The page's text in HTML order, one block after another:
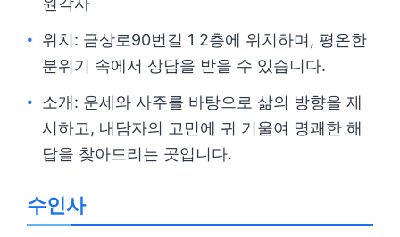
위치: 금상로90번길 1 2층에 위치하며, 평온한
분위기 속에서 상담을 받을 수 있습니다.
소개: 운세와 사주를 바탕으로 삶의 방향을 제
시하고, 내담자의 고민에 귀 기울여 명쾌한 해
답을 찾아드리는 곳입니다.
수인사